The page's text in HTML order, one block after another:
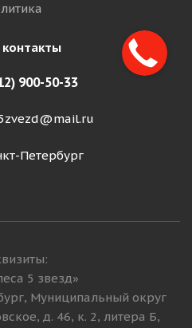
900-50-33
Петербург
5 звезд»
Муниципальный округ
д. 46, к. 2, литера Б,